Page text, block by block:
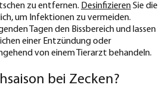
zu entfernen. DesinfizierenSie die
um Infektionen zu vermeiden.
Tagen den Bissbereich und lassen
einer Entzündung oder
von einem Tierarzt behandeln.
bei Zecken?